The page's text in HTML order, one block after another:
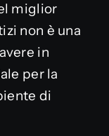
miglior
non è una
in
per la
di